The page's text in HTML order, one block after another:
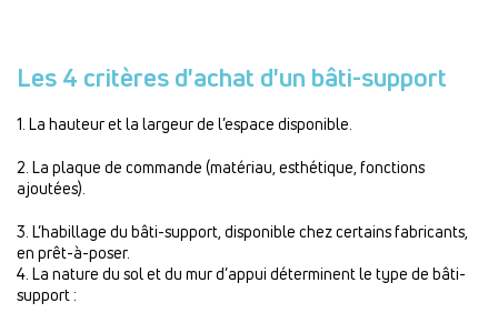
Les 4 critères d'achat d'un bâti-support
1. La hauteur et la largeur de l’espace disponible.
2. La plaque de commande (matériau, esthétique, fonctions
ajoutées).
3. L’habillage du bâti-support, disponible chez certains fabricants,
en prêt-à-poser.
4. La nature du sol et du mur d’appui déterminent le type de bâti-
support :